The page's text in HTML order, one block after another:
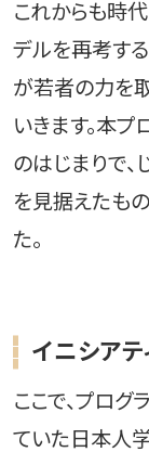
これからも時
デルを再考す
が若者の力を
いきます。本
のはじまりで
を見据えたも
た。
イニシア
ここで、プロ
ていた日本人